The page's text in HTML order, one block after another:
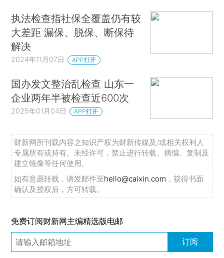
执法检查指社保全覆盖仍有较
大差距 漏保、脱保、断保待
解决
2024年11月07日 APP打开
国办发文整治乱检查 山东一
企业两年半被检查近600次
2025年01月04日 APP打开
财新网所刊载内容之知识产权为财新传媒及/或相关权利人
专属所有或持有。未经许可，禁止进行转载、摘编、复制及
建立镜像等任何使用。
如有意愿转载，请发邮件至hello@caixin.com ，获得书面
确认及授权后，方可转载。
免费订阅财新网主编精选版电邮
订阅